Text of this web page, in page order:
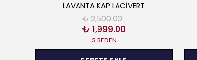
LAVANTA KAP LACİVERT
₺ 2,500.00
₺ 1,999.00
3 BEDEN